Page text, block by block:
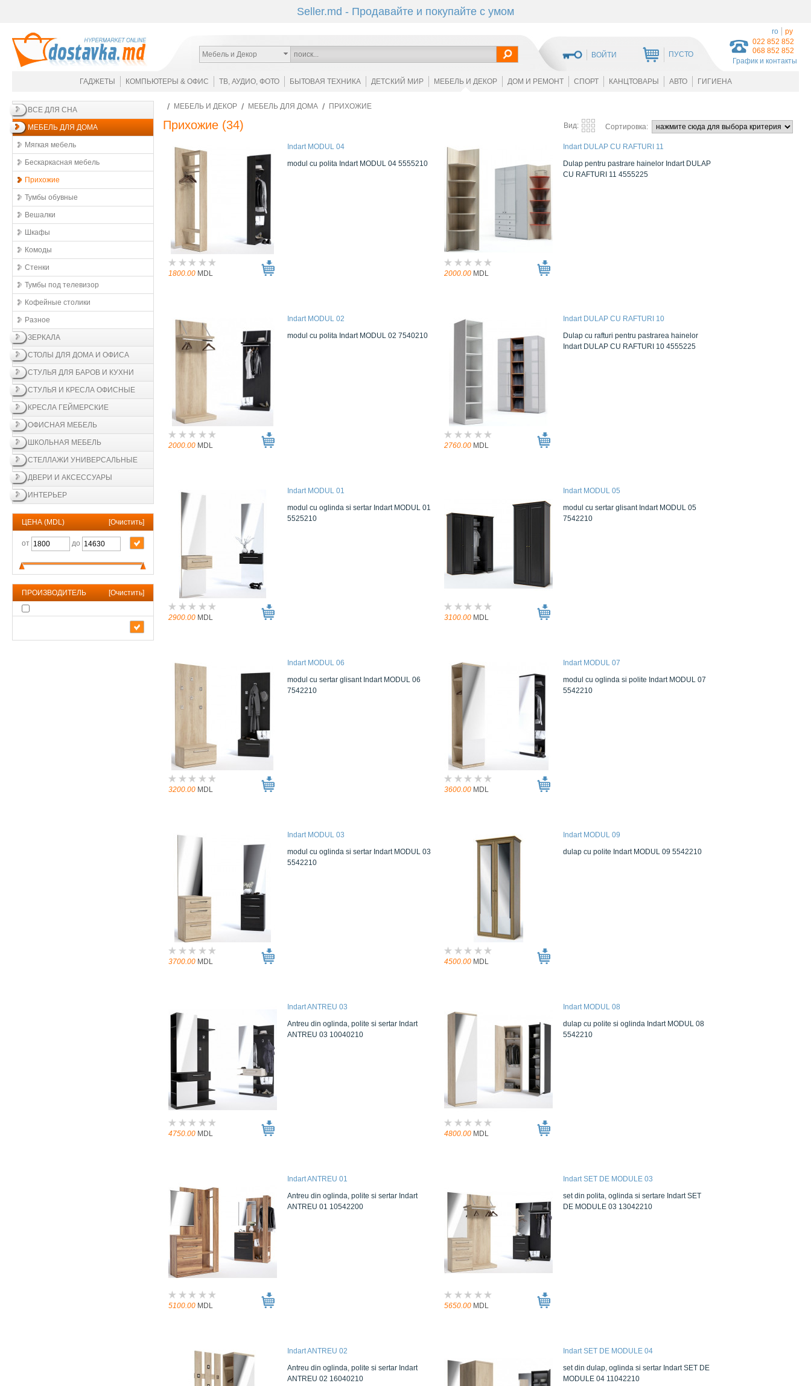
Seller.md - Продавайте и покупайте с умом
022 852 852
068 852 852
График и контакты
Мебель и Декор ВОЙТИ ПУСТО
ro ру
ГАДЖЕТЫ КОМПЬЮТЕРЫ & ОФИС ТВ, АУДИО, ФОТО БЫТОВАЯ ТЕХНИКА ДЕТСКИЙ МИР МЕБЕЛЬ И ДЕКОР ДОМ И РЕМОНТ СПОРТ КАНЦТОВАРЫ АВТО ГИГИЕНА
ВСЕ ДЛЯ СНА
МЕБЕЛЬ ДЛЯ ДОМА
Мягкая мебель
Бескаркасная мебель
Прихожие
Тумбы обувные
Вешалки
Шкафы
Комоды
Стенки
Тумбы под телевизор
Кофейные столики
Разное
ЗЕРКАЛА
СТОЛЫ ДЛЯ ДОМА И ОФИСА
СТУЛЬЯ ДЛЯ БАРОВ И КУХНИ
СТУЛЬЯ И КРЕСЛА ОФИСНЫЕ
КРЕСЛА ГЕЙМЕРСКИЕ
ОФИСНАЯ МЕБЕЛЬ
ШКОЛЬНАЯ МЕБЕЛЬ
СТЕЛЛАЖИ УНИВЕРСАЛЬНЫЕ
ДВЕРИ И АКСЕССУАРЫ
ИНТЕРЬЕР
ЦЕНА (MDL) [Очистить]
от до
ПРОИЗВОДИТЕЛЬ [Очистить]
МЕБЕЛЬ И ДЕКОР МЕБЕЛЬ ДЛЯ ДОМА ПРИХОЖИЕ
Прихожие (34) Вид: Сортировка:
1800.00 MDL
Indart MODUL 04
modul cu politа Indart MODUL 04 5555210
2000.00 MDL
Indart DULAP CU RAFTURI 11
Dulap pentru pastrare hainelor Indart DULAP
CU RAFTURI 11 4555225
2000.00 MDL
Indart MODUL 02
modul cu politа Indart MODUL 02 7540210
2760.00 MDL
Indart DULAP CU RAFTURI 10
Dulap cu rafturi pentru pastrarea hainelor
Indart DULAP CU RAFTURI 10 4555225
2900.00 MDL
Indart MODUL 01
modul cu oglinda si sertar Indart MODUL 01
5525210
3100.00 MDL
Indart MODUL 05
modul cu sertar glisant Indart MODUL 05
7542210
3200.00 MDL
Indart MODUL 06
modul cu sertar glisant Indart MODUL 06
7542210
3600.00 MDL
Indart MODUL 07
modul cu oglinda si polite Indart MODUL 07
5542210
3700.00 MDL
Indart MODUL 03
modul cu oglinda si sertar Indart MODUL 03
5542210
4500.00 MDL
Indart MODUL 09
dulap cu polite Indart MODUL 09 5542210
4750.00 MDL
Indart ANTREU 03
Antreu din oglinda, polite si sertar Indart
ANTREU 03 10040210
4800.00 MDL
Indart MODUL 08
dulap cu polite si oglinda Indart MODUL 08
5542210
5100.00 MDL
Indart ANTREU 01
Antreu din oglinda, polite si sertar Indart
ANTREU 01 10542200
5650.00 MDL
Indart SET DE MODULE 03
set din polita, oglinda si sertare Indart SET
DE MODULE 03 13042210
Indart ANTREU 02
Antreu din oglinda, polite si sertar Indart
ANTREU 02 16040210
Indart SET DE MODULE 04
set din dulap, oglinda si sertar Indart SET DE
MODULE 04 11042210